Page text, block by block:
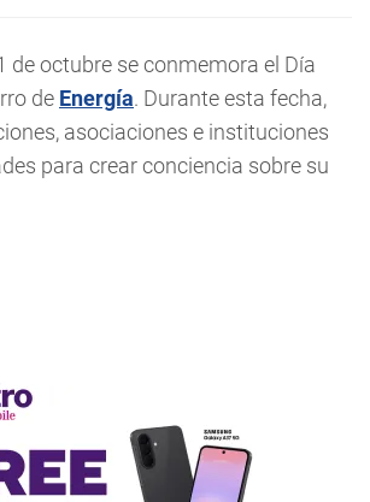
de octubre se conmemora el Día
de Energía. Durante esta fecha,
asociaciones e instituciones
para crear conciencia sobre su